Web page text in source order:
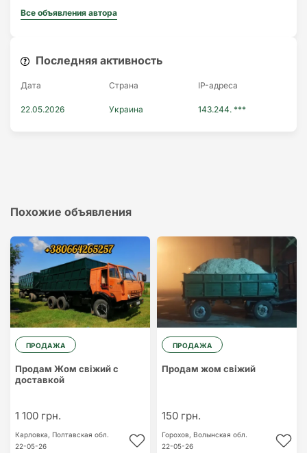
Все объявления автора
Последняя активность
Дата Страна IP-адресa
22.05.2026 Украина 143.244. ***
Похожие объявления
ПРОДАЖА
Продам Жом свіжий с
доставкой
1 100 грн.
Карловка, Полтавская обл.
22-05-26
ПРОДАЖА
Продам жом свіжий
150 грн.
Горохов, Волынская обл.
22-05-26